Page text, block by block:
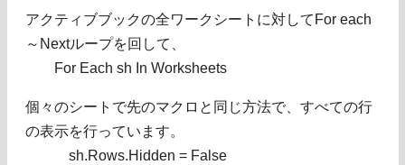
アクティブブックの全ワークシートに対してFor each
～Nextループを回して、
For Each sh In Worksheets
個々のシートで先のマクロと同じ方法で、すべての行
の表示を行っています。
sh.Rows.Hidden = False